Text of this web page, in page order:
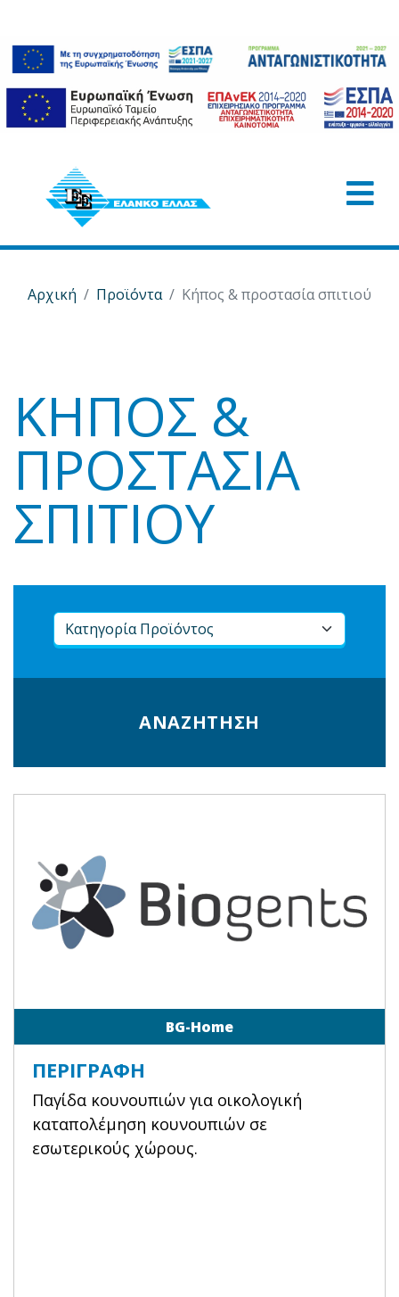
Αρχική Προϊόντα Κήπος & προστασία σπιτιού
ΚΉΠΟΣ &
ΠΡΟΣΤΑΣΊΑ
ΣΠΙΤΙΟΎ
ΑΝΑΖΗΤΗΣΗ
BG-Home
ΠΕΡΙΓΡΑΦΉ
Παγίδα κουνουπιών για οικολογική
καταπολέμηση κουνουπιών σε
εσωτερικούς χώρους.